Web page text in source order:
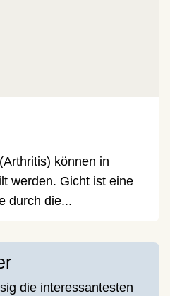
können in
werden. Gicht ist eine
durch die...
die interessantesten